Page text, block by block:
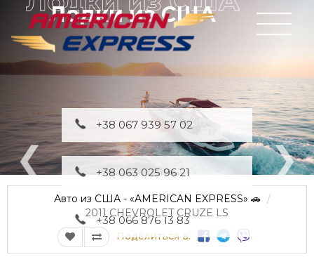
Лодки из США
+38 067 939 57 02
+38 063 025 96 21
+38 066 876 13 83
Авто из США - «AMERICAN EXPRESS» 🚗
2011 CHEVROLET CRUZE LS
Поделиться в: